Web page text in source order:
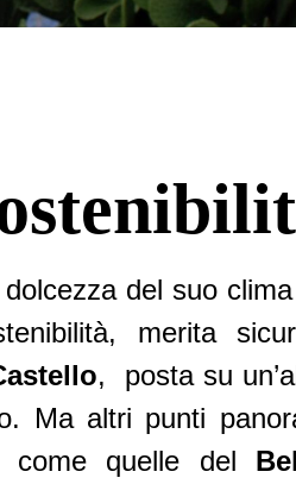
del suo
merita
, posta su
Ma altri punti
come quelle del